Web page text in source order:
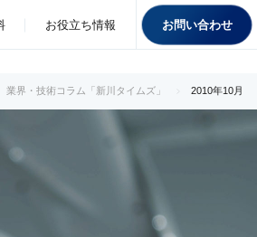
お役立ち情報 お問い合わせ
業界・技術コラム「新川タイムズ」 2010年10月